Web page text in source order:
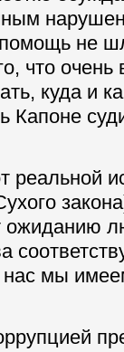
не
что
куда и
Капоне
реальной
ожиданию
нас мы